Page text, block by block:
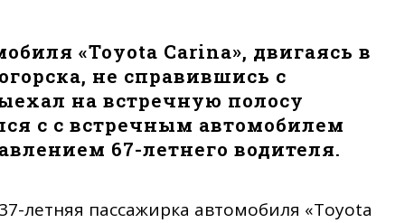
«Toyota Carina», двигаясь в
не справившись с
на встречную полосу
с с встречным автомобилем
67-летнего водителя.
летняя пассажирка автомобиля «Toyota